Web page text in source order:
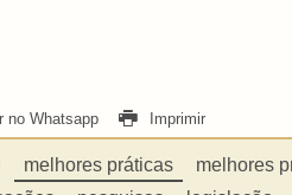
no Whatsapp Imprimir
melhores práticas melhores